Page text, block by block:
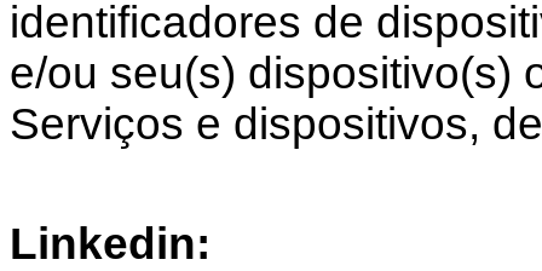
identificadores de
e/ou seu(s) dispositivo(s)
Serviços e dispositivos,
Linkedin: